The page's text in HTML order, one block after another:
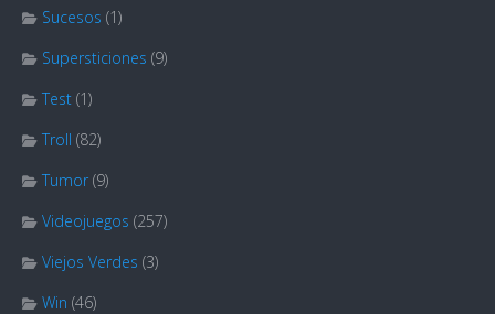
Sucesos (1)
Supersticiones (9)
Test (1)
Troll (82)
Tumor (9)
Videojuegos (257)
Viejos Verdes (3)
Win (46)